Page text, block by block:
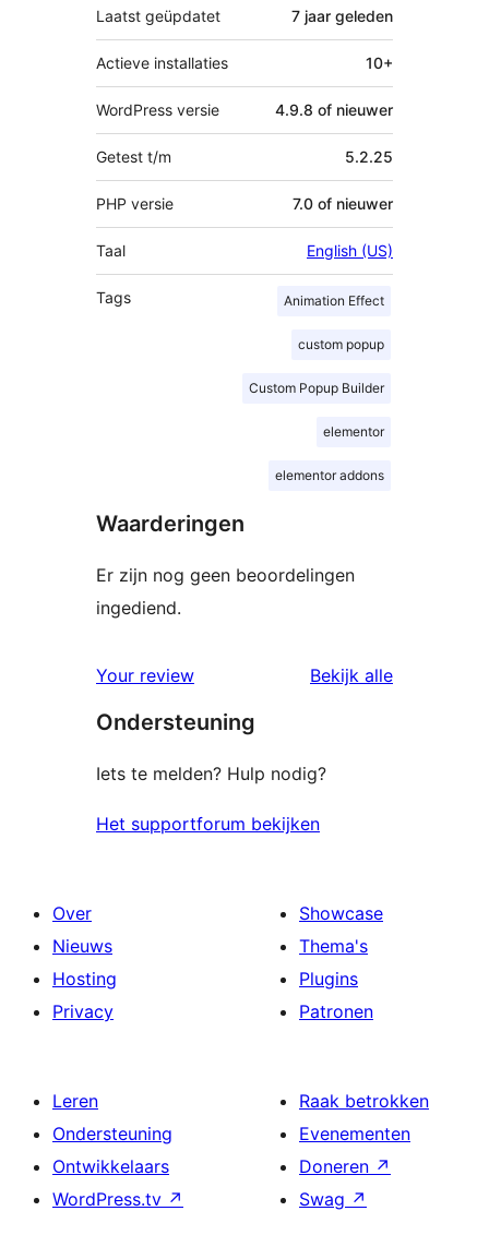
Laatst geüpdatet 7 jaar geleden
Actieve installaties 10+
WordPress versie 4.9.8 of nieuwer
Getest t/m 5.2.25
PHP versie 7.0 of nieuwer
Taal English (US)
Tags Animation Effect
custom popup
Custom Popup Builder
elementor
elementor addons
Waarderingen
Er zijn nog geen beoordelingen
ingediend.
Your review Bekijk alle
Ondersteuning
Iets te melden? Hulp nodig?
Het supportforum bekijken
Over
Nieuws
Hosting
Privacy
Showcase
Thema's
Plugins
Patronen
Leren
Ondersteuning
Ontwikkelaars
WordPress.tv ↗
Raak betrokken
Evenementen
Doneren ↗
Swag ↗